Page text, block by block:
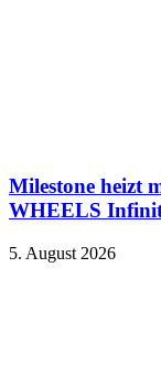
Milestone heizt
WHEELS
5. August 2026